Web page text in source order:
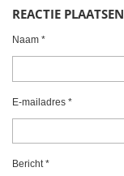
n
s
t
e
e
e
r
e
r
r
e
r
r
e
r
r
REACTIE PLAATSEN
Naam *
E-mailadres *
Bericht *